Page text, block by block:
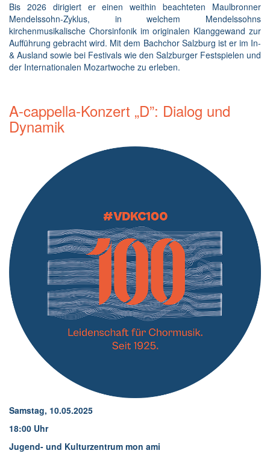
Bis 2026 dirigiert er einen weithin beachteten Maulbronner
Mendelssohn-Zyklus, in welchem Mendelssohns
kirchenmusikalische Chorsinfonik im originalen Klanggewand zur
Aufführung gebracht wird. Mit dem Bachchor Salzburg ist er im In-
& Ausland sowie bei Festivals wie den Salzburger Festspielen und
der Internationalen Mozartwoche zu erleben.
A-cappella-Konzert „D”: Dialog und
Dynamik
Samstag, 10.05.2025
18:00 Uhr
Jugend- und Kulturzentrum mon ami